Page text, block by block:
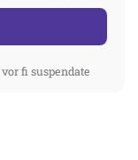
fi suspendate